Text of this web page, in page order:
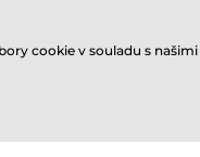
cookie v souladu s našimi